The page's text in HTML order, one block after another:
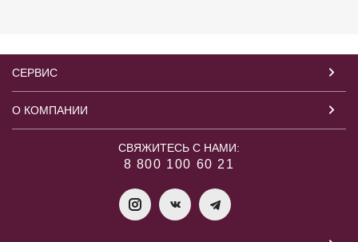
СЕРВИС
О КОМПАНИИ
СВЯЖИТЕСЬ С НАМИ:
8 800 100 60 21